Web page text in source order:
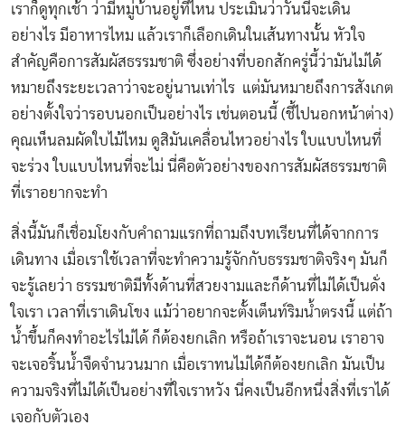
เราก็ดูทุกเช้า ว่ามีหมู่บ้านอยู่ที่ไหน ประเมินว่าวันนี้จะเดิน
อย่างไร มีอาหารไหม แล้วเราก็เลือกเดินในเส้นทางนั้น หัวใจ
สำคัญคือการสัมผัสธรรมชาติ ซึ่งอย่างที่บอกสักครู่นี้ว่ามันไม่ได้
หมายถึงระยะเวลาว่าจะอยู่นานเท่าไร แต่มันหมายถึงการสังเกต
อย่างตั้งใจว่ารอบนอกเป็นอย่างไร เช่นตอนนี้ (ชี้ไปนอกหน้าต่าง)
คุณเห็นลมผัดใบไม้ไหม ดูสิมันเคลื่อนไหวอย่างไร ใบแบบไหนที่
จะร่วง ใบแบบไหนที่จะไม่ นี่คือตัวอย่างของการสัมผัสธรรมชาติ
ที่เราอยากจะทำ
สิ่งนี้มันก็เชื่อมโยงกับคำถามแรกที่ถามถึงบทเรียนที่ได้จากการ
เดินทาง เมื่อเราใช้เวลาที่จะทำความรู้จักกับธรรมชาติจริงๆ มันก็
จะรู้เลยว่า ธรรมชาติมีทั้งด้านที่สวยงามและก็ด้านที่ไม่ได้เป็นดั่ง
ใจเรา เวลาที่เราเดินโขง แม้ว่าอยากจะตั้งเต็นท์ริมน้ำตรงนี้ แต่ถ้า
น้ำขึ้นก็คงทำอะไรไม่ได้ ก็ต้องยกเลิก หรือถ้าเราจะนอน เราอาจ
จะเจอริ้นน้ำจืดจำนวนมาก เมื่อเราทนไม่ได้ก็ต้องยกเลิก มันเป็น
ความจริงที่ไม่ได้เป็นอย่างที่ใจเราหวัง นี่คงเป็นอีกหนึ่งสิ่งที่เราได้
เจอกับตัวเอง